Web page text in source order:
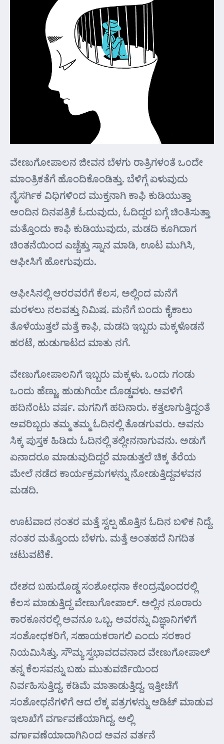
ವೇಣುಗೋಪಾಲನ ಜೀವನ ಬೆಳಗು ರಾತ್ರಿಗಳಂತೆ ಒಂದೇ
ಮಾಂತ್ರಿಕತೆಗೆ ಹೊಂದಿಕೊಂಡಿತ್ತು. ಬೆಳಿಗ್ಗೆ ಏಳುವುದು
ನೈಸರ್ಗಿಕ ವಿಧಿಗಳಿಂದ ಮುಕ್ತನಾಗಿ ಕಾಫಿ ಕುಡಿಯುತ್ತಾ
ಅಂದಿನ ದಿನಪತ್ರಿಕೆ ಓದುವುದು, ಓದಿದ್ದರ ಬಗ್ಗೆ ಚಿಂತಿಸುತ್ತಾ
ಮತ್ತೊಂದು ಕಾಫಿ ಕುಡಿಯುವುದು, ಮಡದಿ ಕೂಗಿದಾಗ
ಚಿಂತನೆಯಿಂದ ಎಚ್ಚೆತ್ತು ಸ್ನಾನ ಮಾಡಿ, ಊಟ ಮುಗಿಸಿ,
ಆಫೀಸಿಗೆ ಹೋಗುವುದು.
ಆಫೀಸಿನಲ್ಲಿ ಆರರವರೆಗೆ ಕೆಲಸ, ಅಲ್ಲಿಂದ ಮನೆಗೆ
ಮರಳಲು ನಲವತ್ತು ನಿಮಿಷ. ಮನೆಗೆ ಬಂದು ಕೈಕಾಲು
ತೊಳೆಯುತ್ತಲೆ ಮತ್ತೆ ಕಾಫಿ, ಮಡದಿ ಇಬ್ಬರು ಮಕ್ಕಳೊಡನೆ
ಹರಟೆ, ಹುಡುಗಾಟದ ಮಾತು ನಗೆ.
ವೇಣುಗೋಪಾಲನಿಗೆ ಇಬ್ಬರು ಮಕ್ಕಳು. ಒಂದು ಗಂಡು
ಒಂದು ಹೆಣ್ಣು. ಹುಡುಗಿಯೇ ದೊಡ್ಡವಳು. ಅವಳಿಗೆ
ಹದಿನೆಂಟು ವರ್ಷ. ಮಗನಿಗೆ ಹದಿನಾರು. ಕತ್ತಲಾಗುತ್ತಿದ್ದಂತೆ
ಅವರಿಬ್ಬರು ತಮ್ಮ ತಮ್ಮ ಓದಿನಲ್ಲಿ ತೊಡಗುವರು. ಅವನು
ಸಿಕ್ಕ ಪುಸ್ತಕ ಹಿಡಿದು ಓದಿನಲ್ಲಿ ತಲ್ಲೀನನಾಗುವನು. ಅಡುಗೆ
ಏನಾದರೂ ಮಾಡುವುದಿದ್ದರೆ ಮಾಡುತ್ತಲೆ ಚಿಕ್ಕ ತೆರೆಯ
ಮೇಲೆ ನಡೆದ ಕಾರ್ಯಕ್ರಮಗಳನ್ನು ನೋಡುತ್ತಿದ್ದವಳವನ
ಮಡದಿ.
ಊಟವಾದ ನಂತರ ಮತ್ತೆ ಸ್ವಲ್ಪ ಹೊತ್ತಿನ ಓದಿನ ಬಳಿಕ ನಿದ್ದೆ.
ನಂತರ ಮತ್ತೊಂದು ಬೆಳಗು. ಮತ್ತೆ ಅಂತಹದೆ ನಿಗದಿತ
ಚಟುವಟಿಕೆ.
ದೇಶದ ಬಹುದೊಡ್ಡ ಸಂಶೋಧನಾ ಕೇಂದ್ರವೊಂದರಲ್ಲಿ
ಕೆಲಸ ಮಾಡುತ್ತಿದ್ದ ವೇಣುಗೋಪಾಲ್. ಅಲ್ಲಿನ ನೂರಾರು
ಕಾರಕೂನರಲ್ಲಿ ಅವನೂ ಒಬ್ಬ. ಅವರನ್ನು ವಿಜ್ಞಾನಿಗಳಿಗೆ
ಸಂಶೋಧಕರಿಗೆ, ಸಹಾಯಕರಾಗಲಿ ಎಂದು ಸರಕಾರ
ನಿಯಮಿಸಿತ್ತು. ಸೌಮ್ಯ ಸ್ವಭಾವದವನಾದ ವೇಣುಗೋಪಾಲ್
ತನ್ನ ಕೆಲಸವನ್ನು ಬಹು ಮುತುವರ್ಜಿಯಿಂದ
ನಿರ್ವಹಿಸುತ್ತಿದ್ದ. ಕಡಿಮೆ ಮಾತಾಡುತ್ತಿದ್ದ. ಇತ್ತೀಚೆಗೆ
ಸಂಶೋಧನೆಗಳಿಗೆ ಆದ ಲೆಕ್ಕ ಪತ್ರಗಳನ್ನು ಆಡಿಟ್ ಮಾಡುವ
ಇಲಾಖೆಗೆ ವರ್ಗಾವಣೆಯಾಗಿದ್ದ. ಅಲ್ಲಿ
ವರ್ಗಾವಣೆಯಾದಾಗಿನಿಂದ ಅವನ ವರ್ತನೆ